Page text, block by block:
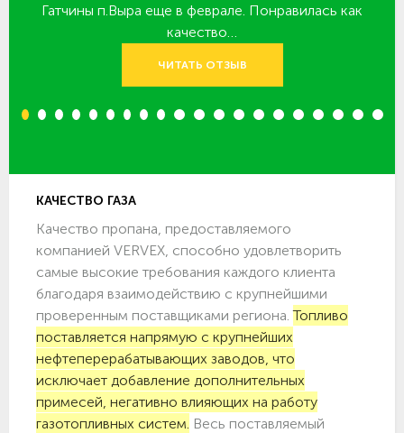
Гатчины п.Выра еще в феврале. Понравилась как
качество…
ЧИТАТЬ ОТЗЫВ
1 2 3 4 5 6 7 8 9 10 11 12 13 14 15 16 17 18 19 20
КАЧЕСТВО ГАЗА
Качество пропана, предоставляемого
компанией VERVEX, способно удовлетворить
самые высокие требования каждого клиента
благодаря взаимодействию с крупнейшими
проверенным поставщиками региона.Топливо
поставляется напрямую с крупнейших
нефтеперерабатывающих заводов, что
исключает добавление дополнительных
примесей, негативно влияющих на работу
газотопливных систем. Весь поставляемый